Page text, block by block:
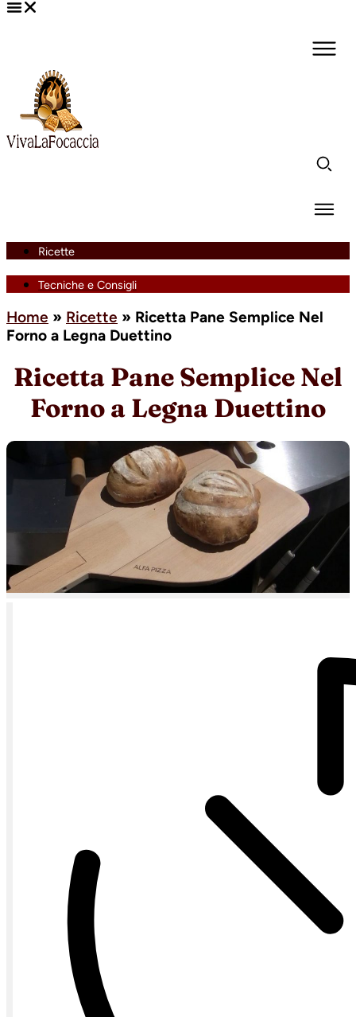
Ricette
Tecniche e Consigli
Home » Ricette » Ricetta Pane Semplice Nel
Forno a Legna Duettino
Ricetta Pane Semplice Nel
Forno a Legna Duettino